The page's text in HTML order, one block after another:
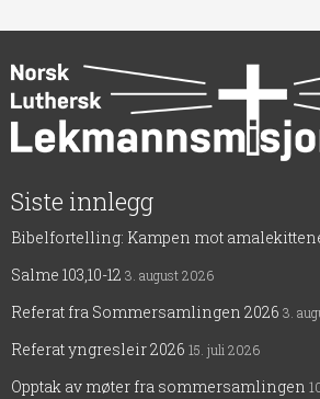
Siste innlegg
Bibelfortelling: Kampen mot
Salme 103,10-12 3. august 2026
Referat fra Sommersamlingen 2026 3.
Referat yngresleir 2026 15. juli 2026
Opptak av møter fra sommersamlingen